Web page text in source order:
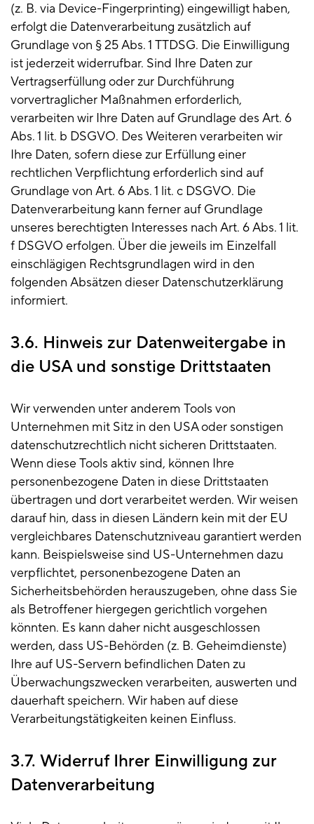
(z. B. via Device-Fingerprinting) eingewilligt haben,
erfolgt die Datenverarbeitung zusätzlich auf
Grundlage von § 25 Abs. 1 TTDSG. Die Einwilligung
ist jederzeit widerrufbar. Sind Ihre Daten zur
Vertragserfüllung oder zur Durchführung
vorvertraglicher Maßnahmen erforderlich,
verarbeiten wir Ihre Daten auf Grundlage des Art. 6
Abs. 1 lit. b DSGVO. Des Weiteren verarbeiten wir
Ihre Daten, sofern diese zur Erfüllung einer
rechtlichen Verpflichtung erforderlich sind auf
Grundlage von Art. 6 Abs. 1 lit. c DSGVO. Die
Datenverarbeitung kann ferner auf Grundlage
unseres berechtigten Interesses nach Art. 6 Abs. 1 lit.
f DSGVO erfolgen. Über die jeweils im Einzelfall
einschlägigen Rechtsgrundlagen wird in den
folgenden Absätzen dieser Datenschutzerklärung
informiert.
3.6. Hinweis zur Datenweitergabe in
die USA und sonstige Drittstaaten
Wir verwenden unter anderem Tools von
Unternehmen mit Sitz in den USA oder sonstigen
datenschutzrechtlich nicht sicheren Drittstaaten.
Wenn diese Tools aktiv sind, können Ihre
personenbezogene Daten in diese Drittstaaten
übertragen und dort verarbeitet werden. Wir weisen
darauf hin, dass in diesen Ländern kein mit der EU
vergleichbares Datenschutzniveau garantiert werden
kann. Beispielsweise sind US-Unternehmen dazu
verpflichtet, personenbezogene Daten an
Sicherheitsbehörden herauszugeben, ohne dass Sie
als Betroffener hiergegen gerichtlich vorgehen
könnten. Es kann daher nicht ausgeschlossen
werden, dass US-Behörden (z. B. Geheimdienste)
Ihre auf US-Servern befindlichen Daten zu
Überwachungszwecken verarbeiten, auswerten und
dauerhaft speichern. Wir haben auf diese
Verarbeitungstätigkeiten keinen Einfluss.
3.7. Widerruf Ihrer Einwilligung zur
Datenverarbeitung